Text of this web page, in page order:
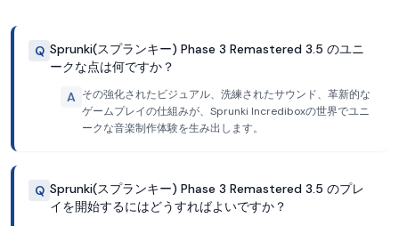
Q Sprunki(スプランキー) Phase 3 Remastered 3.5 のユニ
ークな点は何ですか？
A その強化されたビジュアル、洗練されたサウンド、革新的な
ゲームプレイの仕組みが、Sprunki Incrediboxの世界でユニ
ークな音楽制作体験を生み出します。
Q Sprunki(スプランキー) Phase 3 Remastered 3.5 のプレ
イを開始するにはどうすればよいですか？